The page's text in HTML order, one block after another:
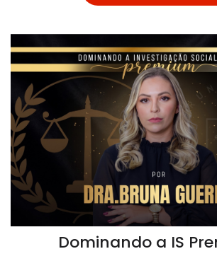
Dominando a IS